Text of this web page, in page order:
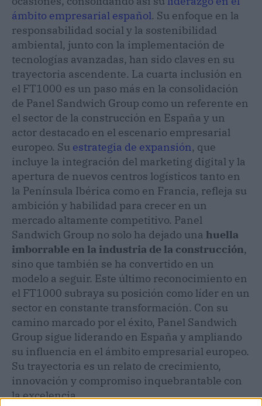
ámbito empresarial español. Su enfoque en la
responsabilidad social y la sostenibilidad
ambiental, junto con la implementación de
tecnologías avanzadas, han sido claves en su
trayectoria ascendente. La cuarta inclusión en
el FT1000 es un paso más en la consolidación
de Panel Sandwich Group como un referente en
el sector de la construcción en España y un
actor destacado en el escenario empresarial
europeo. Su estrategia de expansión, que
incluye la integración del marketing digital y la
apertura de nuevos centros logísticos tanto en
la Península Ibérica como en Francia, refleja su
ambición y habilidad para crecer en un
mercado altamente competitivo. Panel
Sandwich Group no solo ha dejado una huella
imborrable en la industria de la construcción,
sino que también se ha convertido en un
modelo a seguir. Este último reconocimiento en
el FT1000 subraya su posición como líder en un
sector en constante transformación. Con su
camino marcado por el éxito, Panel Sandwich
Group sigue liderando en España y ampliando
su influencia en el ámbito empresarial europeo.
Su trayectoria es un relato de crecimiento,
innovación y compromiso inquebrantable con
la excelencia